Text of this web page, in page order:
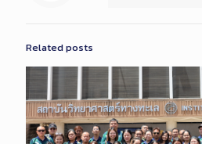
Related posts